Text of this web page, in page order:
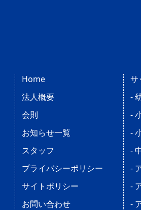
Home
法人概要
会則
お知らせ一覧
スタッフ
プライバシーポリシー
サイトポリシー
お問い合わせ
サ
-
-
-
-
-
-
-